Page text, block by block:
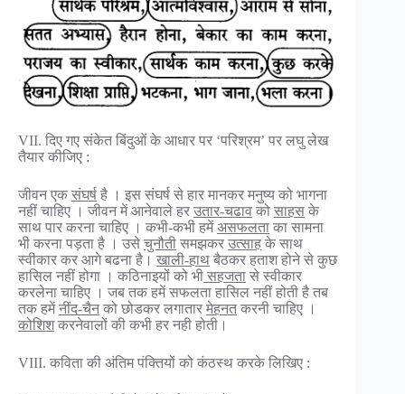
VII. दिए गए संकेत बिंदुओं के आधार पर ‘परिश्रम’ पर लघु लेख
तैयार कीजिए :
जीवन एक संघर्ष है । इस संघर्ष से हार मानकर मनुष्य को भागना
नहीं चाहिए । जीवन में आनेवाले हर उतार-चढाव को साहस के
साथ पार करना चाहिए । कभी-कभी हमेंअसफलता का सामना
भी करना पड़ता है । उसे चुनौती समझकर उत्साह के साथ
स्वीकार कर आगे बढना है। खाली-हाथ बैठकर हताश होने से कुछ
हासिल नहीं होगा । कठिनाइयों को भी सहजता से स्वीकार
करलेना चाहिए । जब तक हमें सफलता हासिल नहीं होती है तब
तक हमेंनींद-चैनको छोडकर लगातार मेहनत करनी चाहिए ।
कोशिशकरनेवालों की कभी हर नही होती।
VIII. कविता की अंतिम पंक्तियों को कंठस्थ करके लिखिए :